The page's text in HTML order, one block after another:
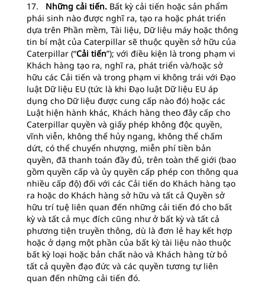
17. Những cải tiến. Bất kỳ cải tiến hoặc sản phẩm
phái sinh nào được nghĩ ra, tạo ra hoặc phát triển
dựa trên Phần mềm, Tài liệu, Dữ liệu máy hoặc thông
tin bí mật của Caterpillar sẽ thuộc quyền sở hữu của
Caterpillar (“Cải tiến”); với điều kiện là trong phạm vi
Khách hàng tạo ra, nghĩ ra, phát triển và/hoặc sở
hữu các Cải tiến và trong phạm vi không trái với Đạo
luật Dữ liệu EU (tức là khi Đạo luật Dữ liệu EU áp
dụng cho Dữ liệu được cung cấp nào đó) hoặc các
Luật hiện hành khác, Khách hàng theo đây cấp cho
Caterpillar quyền và giấy phép không độc quyền,
vĩnh viễn, không thể hủy ngang, không thể chấm
dứt, có thể chuyển nhượng, miễn phí tiền bản
quyền, đã thanh toán đầy đủ, trên toàn thế giới (bao
gồm quyền cấp và ủy quyền cấp phép con thông qua
nhiều cấp độ) đối với các Cải tiến do Khách hàng tạo
ra hoặc do Khách hàng sở hữu và tất cả Quyền sở
hữu trí tuệ liên quan đến những cải tiến đó cho bất
kỳ và tất cả mục đích cũng như ở bất kỳ và tất cả
phương tiện truyền thông, dù là đơn lẻ hay kết hợp
hoặc ở dạng một phần của bất kỳ tài liệu nào thuộc
bất kỳ loại hoặc bản chất nào và Khách hàng từ bỏ
tất cả quyền đạo đức và các quyền tương tự liên
quan đến những cải tiến đó.